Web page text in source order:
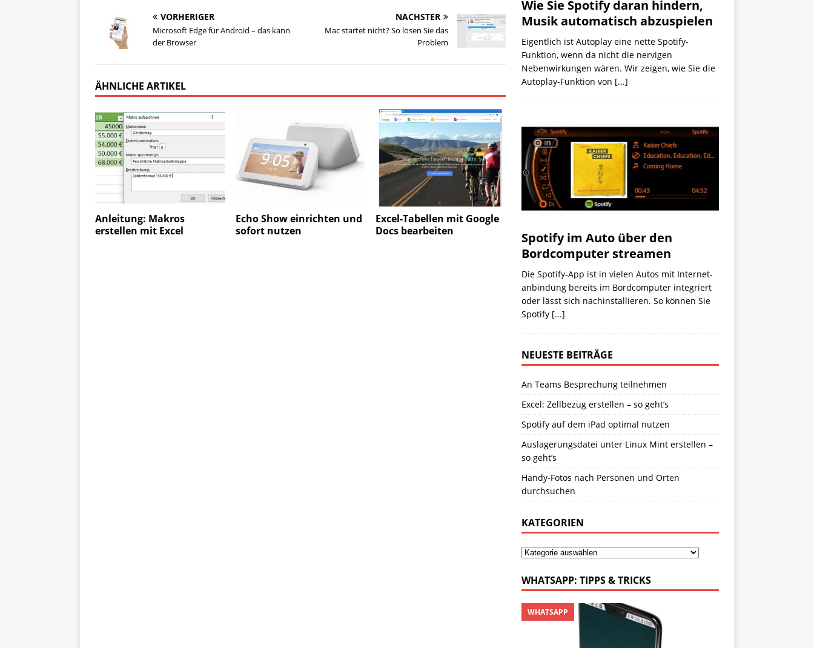
VORHERIGER
Microsoft Edge für Android – das kann
der Browser
NÄCHSTER
Mac startet nicht? So lösen Sie das
Problem
ÄHNLICHE ARTIKEL
Anleitung: Makros
erstellen mit Excel
Echo Show einrichten und
sofort nutzen
Excel-Tabellen mit Google
Docs bearbeiten
Wie Sie Spotify daran hindern,
Musik automatisch abzuspielen
Eigentlich ist Autoplay eine nette Spotify-
Funktion, wenn da nicht die nervigen
Nebenwirkungen wären. Wir zeigen, wie Sie die
Autoplay-Funktion von [...]
Spotify im Auto über den
Bordcomputer streamen
Die Spotify-App ist in vielen Autos mit Internet­
anbindung bereits im Bordcomputer integriert
oder lässt sich nachinstallieren. So können Sie
Spotify [...]
NEUESTE BEITRÄGE
An Teams Besprechung teilnehmen
Excel: Zellbezug erstellen – so geht’s
Spotify auf dem iPad optimal nutzen
Auslagerungsdatei unter Linux Mint erstellen –
so geht’s
Handy-Fotos nach Personen und Orten
durchsuchen
KATEGORIEN
WHATSAPP: TIPPS & TRICKS
WHATSAPP